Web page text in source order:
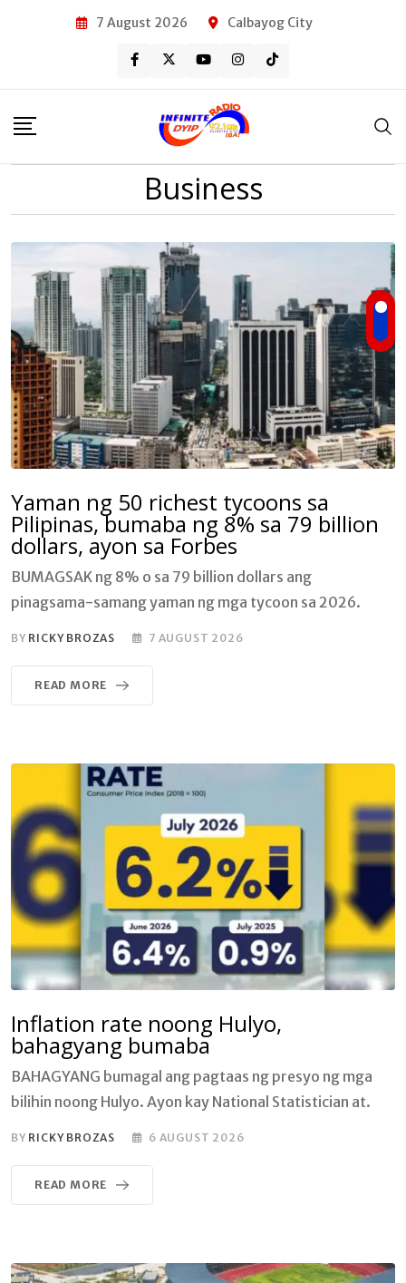
7 August 2026 Calbayog City
Business
Yaman ng 50 richest tycoons sa
Pilipinas, bumaba ng 8% sa 79 billion
dollars, ayon sa Forbes
BUMAGSAK ng 8% o sa 79 billion dollars ang
pinagsama-samang yaman ng mga tycoon sa 2026.
BY RICKY BROZAS 7 AUGUST 2026
READ MORE
Inflation rate noong Hulyo,
bahagyang bumaba
BAHAGYANG bumagal ang pagtaas ng presyo ng mga
bilihin noong Hulyo. Ayon kay National Statistician at.
BY RICKY BROZAS 6 AUGUST 2026
READ MORE